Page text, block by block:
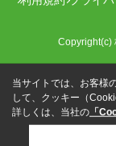
Copyright(c)
当サイトでは、お客様
して、クッキー（
詳しくは、当社の 「